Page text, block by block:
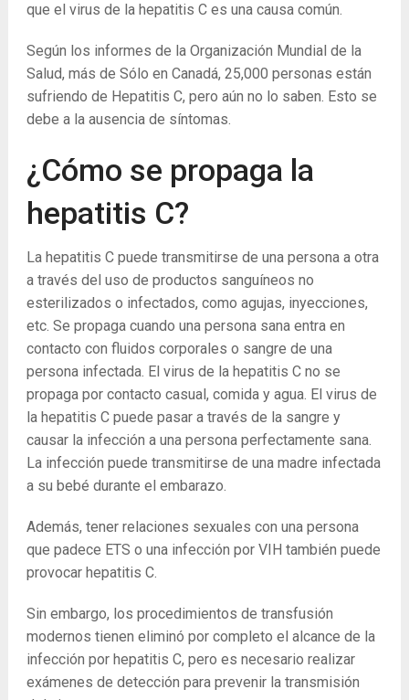
que el virus de la hepatitis C es una causa común.
Según los informes de la Organización Mundial de la
Salud, más de Sólo en Canadá, 25,000 personas están
sufriendo de Hepatitis C, pero aún no lo saben. Esto se
debe a la ausencia de síntomas.
¿Cómo se propaga la
hepatitis C?
La hepatitis C puede transmitirse de una persona a otra
a través del uso de productos sanguíneos no
esterilizados o infectados, como agujas, inyecciones,
etc. Se propaga cuando una persona sana entra en
contacto con fluidos corporales o sangre de una
persona infectada. El virus de la hepatitis C no se
propaga por contacto casual, comida y agua. El virus de
la hepatitis C puede pasar a través de la sangre y
causar la infección a una persona perfectamente sana.
La infección puede transmitirse de una madre infectada
a su bebé durante el embarazo.
Además, tener relaciones sexuales con una persona
que padece ETS o una infección por VIH también puede
provocar hepatitis C.
Sin embargo, los procedimientos de transfusión
modernos tienen eliminó por completo el alcance de la
infección por hepatitis C, pero es necesario realizar
exámenes de detección para prevenir la transmisión